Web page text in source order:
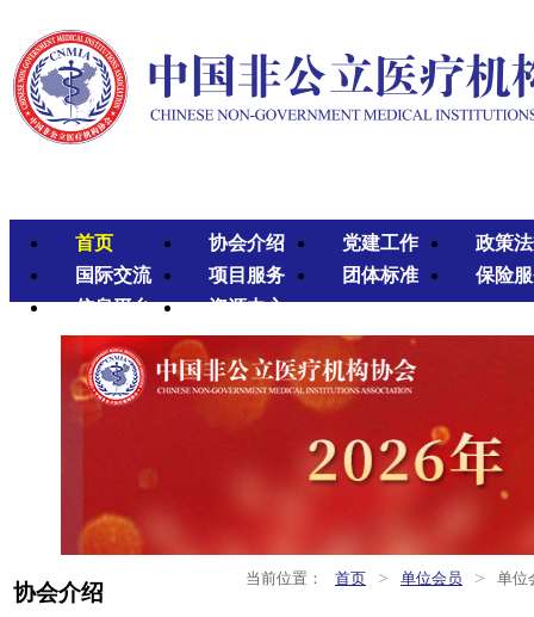
首页 协会介绍 党建工作
政策
国际交流
项目服务 团体标准
保险
信息平台
资源中心
协会介绍
当前位置： 首页 > 单位会员 > 单位